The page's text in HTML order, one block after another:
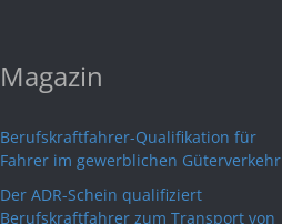
Magazin
Berufskraftfahrer-Qualifikation für
Fahrer im gewerblichen Güterverkehr
Der ADR-Schein qualifiziert
Berufskraftfahrer zum Transport von